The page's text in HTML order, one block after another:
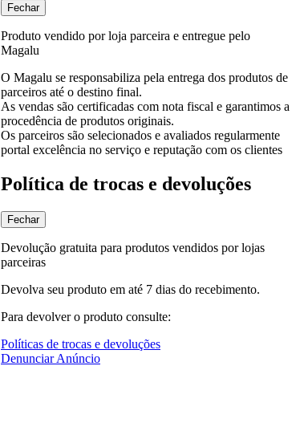
Fechar
Produto vendido por loja parceira e entregue pelo
Magalu
O Magalu se responsabiliza pela entrega dos produtos de
parceiros até o destino final.
As vendas são certificadas com nota fiscal e garantimos a
procedência de produtos originais.
Os parceiros são selecionados e avaliados regularmente
portal excelência no serviço e reputação com os clientes
Política de trocas e devoluções
Fechar
Devolução gratuita para produtos vendidos por lojas
parceiras
Devolva seu produto em até 7 dias do recebimento.
Para devolver o produto consulte:
Políticas de trocas e devoluções
Denunciar Anúncio